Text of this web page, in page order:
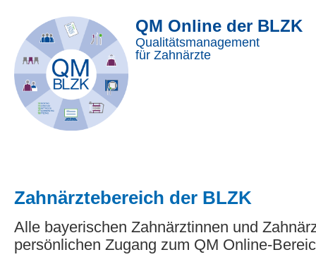
QM Online der BLZK
Qualitätsmanagement
für Zahnärzte
Zahnärztebereich der BLZK
Alle bayerischen Zahnärztinnen und
persönlichen Zugang zum QM Online-